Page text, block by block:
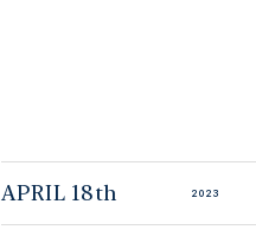
APRIL 18th 2023